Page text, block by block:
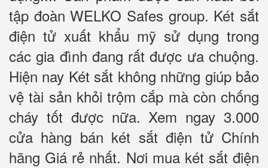
tập đoàn WELKO Safes group. Két sắt
điện tử xuất khẩu mỹ sử dụng trong
các gia đình đang rất được ưa chuộng.
Hiện nay Két sắt không những giúp bảo
vệ tài sản khỏi trộm cắp mà còn chống
cháy tốt được nữa. Xem ngay 3.000
cửa hàng bán két sắt điện tử Chính
hãng Giá rẻ nhất. Nơi mua két sắt điện